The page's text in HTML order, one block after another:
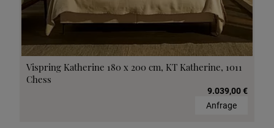
Vispring Katherine 180 x 200 cm, KT Katherine, 1011
Chess
9.039,00 €
Anfrage